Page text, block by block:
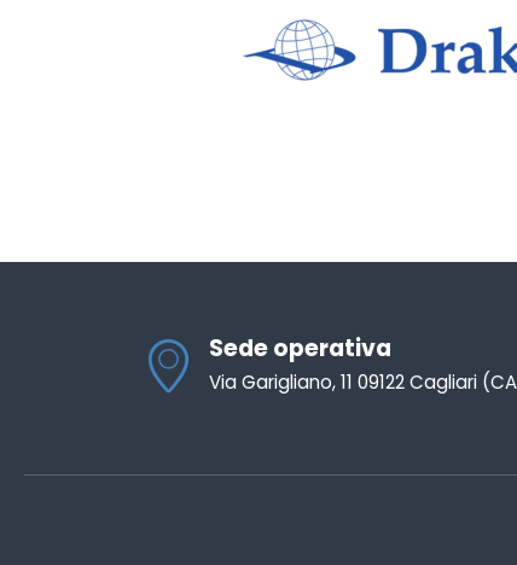
Sede operativa
Via Garigliano, 11 09122 Cagliari